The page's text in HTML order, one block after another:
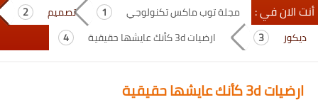
أنت الان في : مجلة توب ماكس تكنولوجي
تصميم
ديكور
ارضيات 3d كأنك عايشها حقيقية
ارضيات 3d كأنك عايشها حقيقية